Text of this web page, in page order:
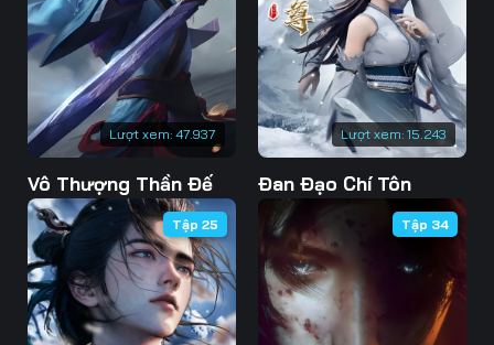
55 57
58 60
61 63
64 66
70 71
73 74
Lượt xem: 47.937
Vô Thượng Thần Đế
Lượt xem: 15.243
Đan Đạo Chí Tôn
Tập 25 Tập 34